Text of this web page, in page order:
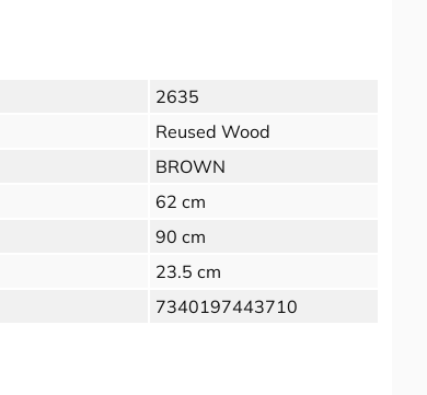
2635
Reused Wood
BROWN
62 cm
90 cm
23.5 cm
7340197443710